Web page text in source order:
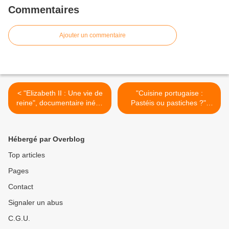
Commentaires
Ajouter un commentaire
< "Elizabeth II : Une vie de
reine", documentaire inédit
ce soir sur TMC
"Cuisine portugaise :
Pastéis ou pastiches ?",
documentaire inédit ce soir
Hébergé par Overblog
Top articles
Pages
Contact
Signaler un abus
C.G.U.